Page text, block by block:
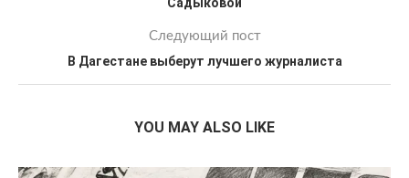
Садыковой
Следующий пост
В Дагестане выберут лучшего журналиста
YOU MAY ALSO LIKE